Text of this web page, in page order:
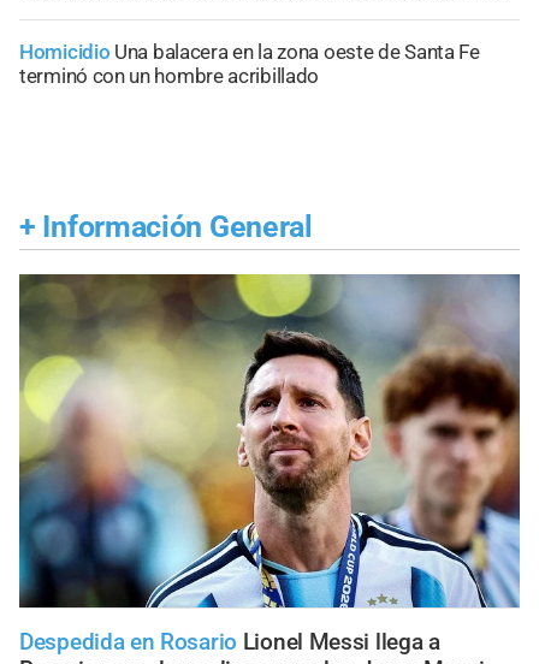
Homicidio Una balacera en la zona oeste de Santa Fe
terminó con un hombre acribillado
+ Información General
Despedida en Rosario Lionel Messi llega a